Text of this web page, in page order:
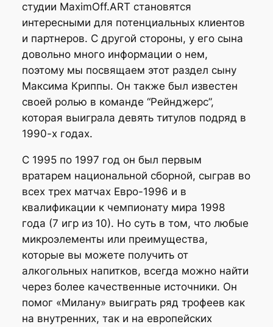
студии MaximOff.ART становятся
интересными для потенциальных клиентов
и партнеров. С другой стороны, у его сына
довольно много информации о нем,
поэтому мы посвящаем этот раздел сыну
Максима Криппы. Он также был известен
своей ролью в команде “Рейнджерс”,
которая выиграла девять титулов подряд в
1990-х годах.
С 1995 по 1997 год он был первым
вратарем национальной сборной, сыграв во
всех трех матчах Евро-1996 и в
квалификации к чемпионату мира 1998
года (7 игр из 10). Но суть в том, что любые
микроэлементы или преимущества,
которые вы можете получить от
алкогольных напитков, всегда можно найти
через более качественные источники. Он
помог «Милану» выиграть ряд трофеев как
на внутренних, так и на европейских